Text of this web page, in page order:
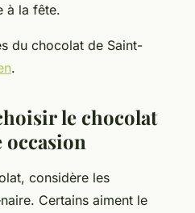
à la fête.
du chocolat de Saint-
.
le chocolat
considère les
Certains aiment le